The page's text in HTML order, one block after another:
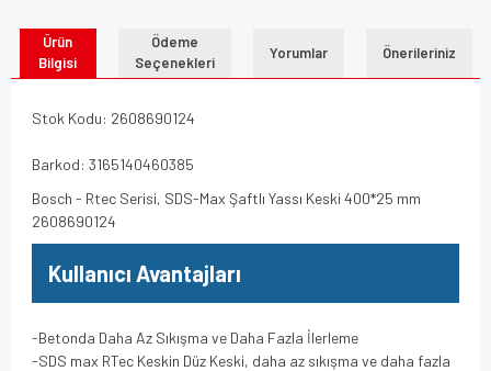
Ürün
Bilgisi
Ödeme
Seçenekleri
Yorumlar Önerileriniz
Stok Kodu: 2608690124
Barkod: 3165140460385
Bosch - Rtec Serisi, SDS-Max Şaftlı Yassı Keski 400*25 mm
2608690124
Kullanıcı Avantajları
-Betonda Daha Az Sıkışma ve Daha Fazla İlerleme
-SDS max RTec Keskin Düz Keski, daha az sıkışma ve daha fazla